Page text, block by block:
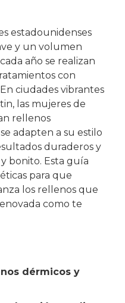
estadounidenses
y un volumen
año se realizan
con
ciudades vibrantes
las mujeres de
rellenos
adapten a su estilo
duraderos y
bonito. Esta guía
para que
los rellenos que
como te
dérmicos y